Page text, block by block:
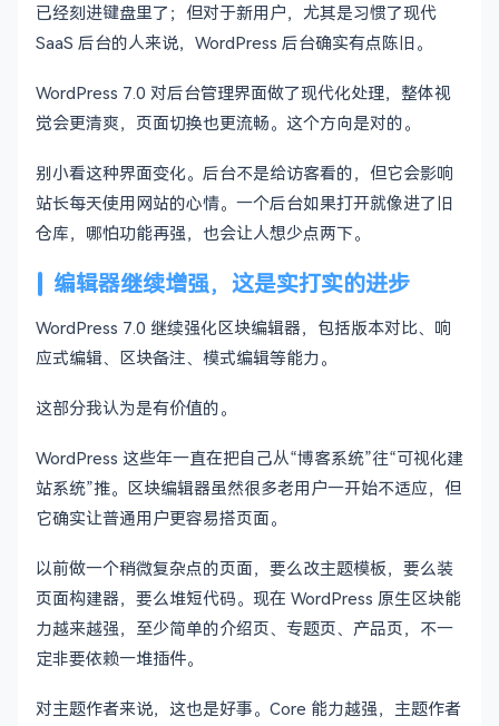
已经刻进键盘里了；但对于新用户，尤其是习惯了现代
SaaS 后台的人来说，WordPress 后台确实有点陈旧。
WordPress 7.0 对后台管理界面做了现代化处理，整体视
觉会更清爽，页面切换也更流畅。这个方向是对的。
别小看这种界面变化。后台不是给访客看的，但它会影响
站长每天使用网站的心情。一个后台如果打开就像进了旧
仓库，哪怕功能再强，也会让人想少点两下。
编辑器继续增强，这是实打实的进步
WordPress 7.0 继续强化区块编辑器，包括版本对比、响
应式编辑、区块备注、模式编辑等能力。
这部分我认为是有价值的。
WordPress 这些年一直在把自己从“博客系统”往“可视化建
站系统”推。区块编辑器虽然很多老用户一开始不适应，但
它确实让普通用户更容易搭页面。
以前做一个稍微复杂点的页面，要么改主题模板，要么装
页面构建器，要么堆短代码。现在 WordPress 原生区块能
力越来越强，至少简单的介绍页、专题页、产品页，不一
定非要依赖一堆插件。
对主题作者来说，这也是好事。Core 能力越强，主题作者